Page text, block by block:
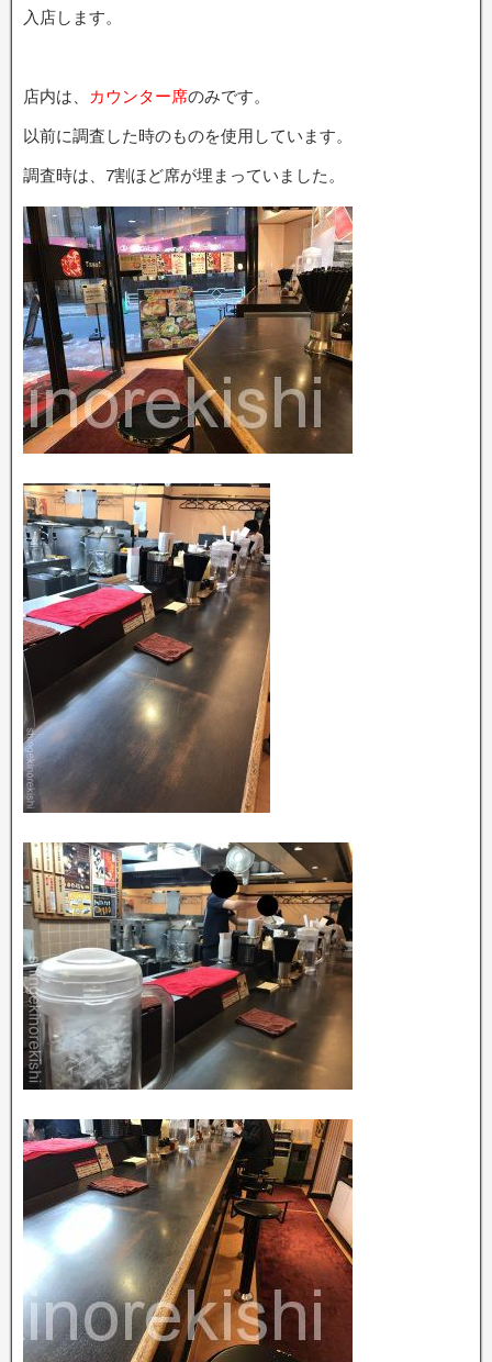
入店します。
店内は、 カウンター席のみです。
以前に調査した時のものを使用しています。
調査時は、7割ほど席が埋まっていました。